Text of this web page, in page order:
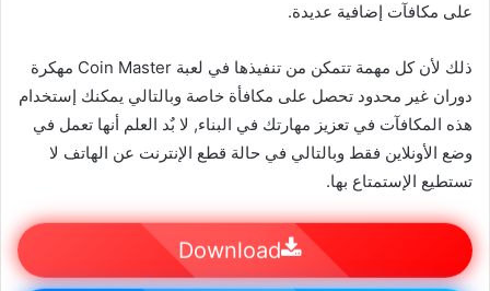
على مكافآت إضافية عديدة.
ذلك لأن كل مهمة تتمكن من تنفيذها في لعبة Coin Master مهكرة
دوران غير محدود تحصل على مكافأة خاصة وبالتالي يمكنك إستخدام
هذه المكافآت في تعزيز مهارتك في البناء, لا بٌد العلم أنها تعمل في
وضع الأونلاين فقط وبالتالي في حالة قطع الإنترنت عن الهاتف لا
تستطيع الإستمتاع بها.
Download